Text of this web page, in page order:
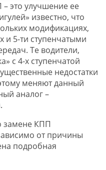
это улучшение ее
известно, что
модификациях,
и 5-ти ступенчатыми
Те водители,
с 4-х ступенчатой
недостатки
меняют данный
аналог –
замене КПП
от причины
подробная